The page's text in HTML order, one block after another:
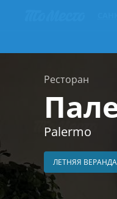
Ресторан
Palermo
ЛЕТНЯЯ ВЕРАНДА